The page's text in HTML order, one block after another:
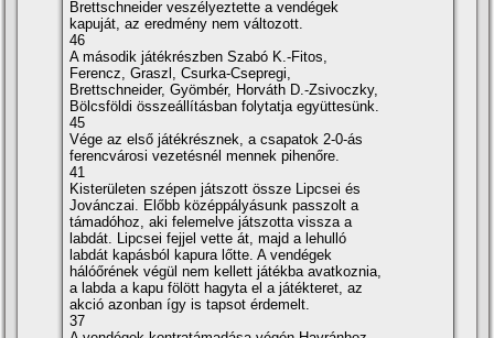
Brettschneider veszélyeztette a vendégek
kapuját, az eredmény nem változott.
46
A második játékrészben Szabó K.-Fitos,
Ferencz, Graszl, Csurka-Csepregi,
Brettschneider, Gyömbér, Horváth D.-Zsivoczky,
Bölcsföldi összeállí­tásban folytatja együttesünk.
45
Vége az első játékrésznek, a csapatok 2-0-ás
ferencvárosi vezetésnél mennek pihenőre.
41
Kisterületen szépen játszott össze Lipcsei és
Jovánczai. Előbb középpályásunk passzolt a
támadóhoz, aki felemelve játszotta vissza a
labdát. Lipcsei fejjel vette át, majd a lehulló
labdát kapásból kapura lőtte. A vendégek
hálóőrének végül nem kellett játékba avatkoznia,
a labda a kapu fölött hagyta el a játékteret, az
akció azonban í­gy is tapsot érdemelt.
37